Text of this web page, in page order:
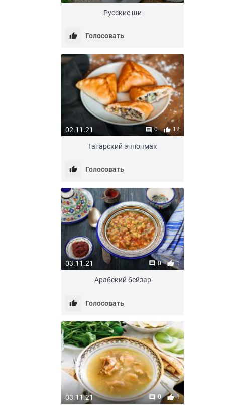
Русские щи
Голосовать
02.11.21 0 12
Татарский эчпочмак
Голосовать
03.11.21 0 1
Арабский бейзар
Голосовать
03.11.21 0 1